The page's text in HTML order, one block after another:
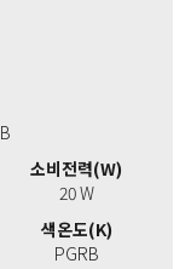
소비전력(W)
20 W
색온도(K)
PGRB